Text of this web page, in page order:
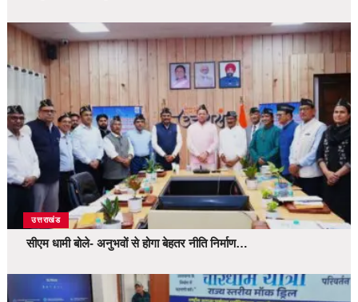
उत्तराखंड
सीएम धामी बोले- अनुभवों से होगा बेहतर नीति निर्माण…